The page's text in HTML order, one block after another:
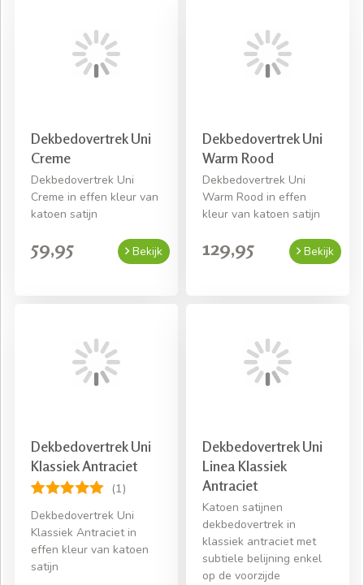
Dekbedovertrek Uni
Creme
Dekbedovertrek Uni
Creme in effen kleur van
katoen satijn
59,95 Bekijk
Dekbedovertrek Uni
Warm Rood
Dekbedovertrek Uni
Warm Rood in effen
kleur van katoen satijn
129,95 Bekijk
Dekbedovertrek Uni
Klassiek Antraciet
(1)
Dekbedovertrek Uni
Klassiek Antraciet in
effen kleur van katoen
satijn
Dekbedovertrek Uni
Linea Klassiek
Antraciet
Katoen satijnen
dekbedovertrek in
klassiek antraciet met
subtiele belijning enkel
op de voorzijde